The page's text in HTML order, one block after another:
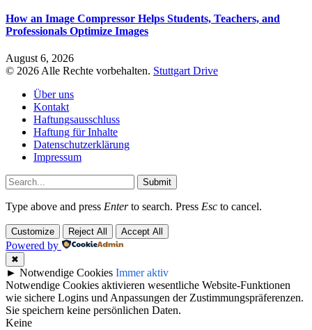
How an Image Compressor Helps Students, Teachers, and
Professionals Optimize Images
August 6, 2026
© 2026 Alle Rechte vorbehalten. Stuttgart Drive
Über uns
Kontakt
Haftungsausschluss
Haftung für Inhalte
Datenschutzerklärung
Impressum
Submit
Type above and press Enterto search. Press Esc to cancel.
Customize Reject All Accept All
Powered by
✖
► Notwendige Cookies Immer aktiv
Notwendige Cookies aktivieren wesentliche Website-Funktionen
wie sichere Logins und Anpassungen der Zustimmungspräferenzen.
Sie speichern keine persönlichen Daten.
Keine